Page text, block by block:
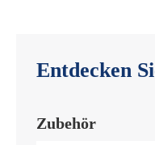
Entdecken
Zubehör